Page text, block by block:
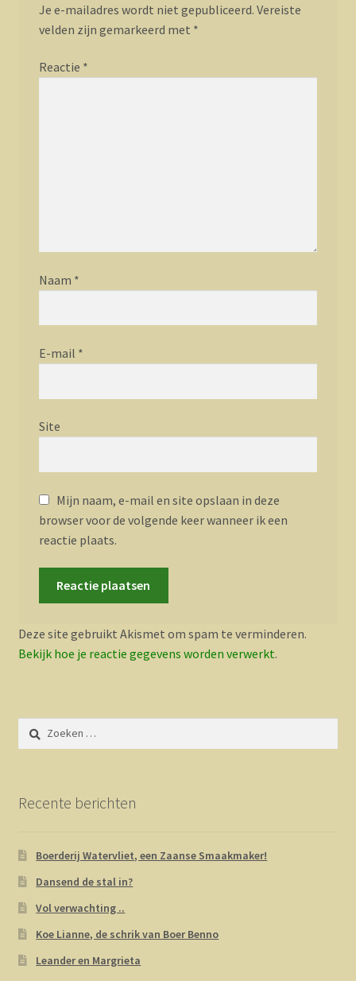
Je e-mailadres wordt niet gepubliceerd. Vereiste
velden zijn gemarkeerd met *
Reactie *
Naam *
E-mail *
Site
Mijn naam, e-mail en site opslaan in deze
browser voor de volgende keer wanneer ik een
reactie plaats.
Deze site gebruikt Akismet om spam te verminderen.
Bekijk hoe je reactie gegevens worden verwerkt.
Zoeken
naar:
Recente berichten
Boerderij Watervliet, een Zaanse Smaakmaker!
Dansend de stal in?
Vol verwachting ..
Koe Lianne, de schrik van Boer Benno
Leander en Margrieta